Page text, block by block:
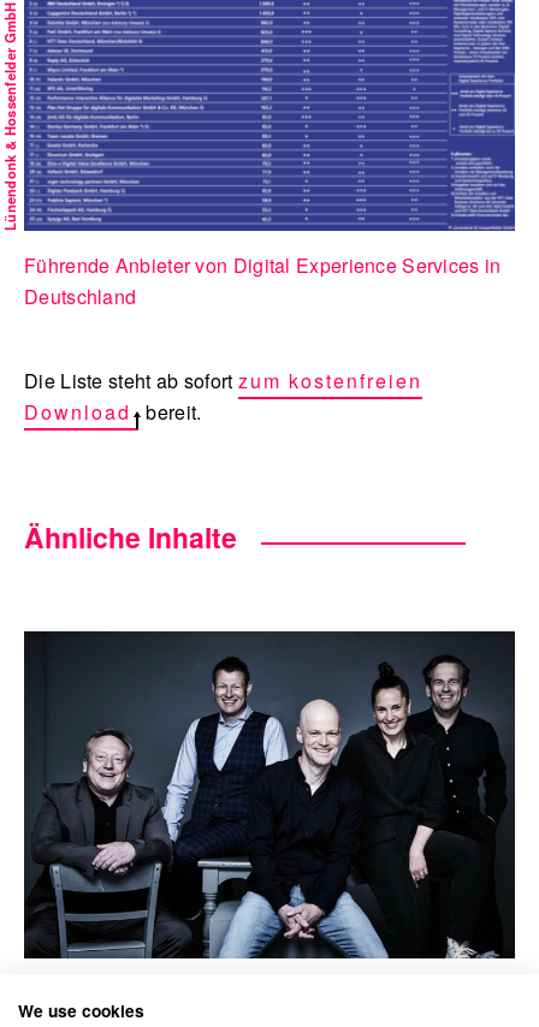
Lünendonk & Hossenfelder GmbH
Führende Anbieter von Digital Experience Services in
Deutschland
Die Liste steht ab sofort zum kostenfreien
Download
bereit.
Ähnliche Inhalte
We use cookies